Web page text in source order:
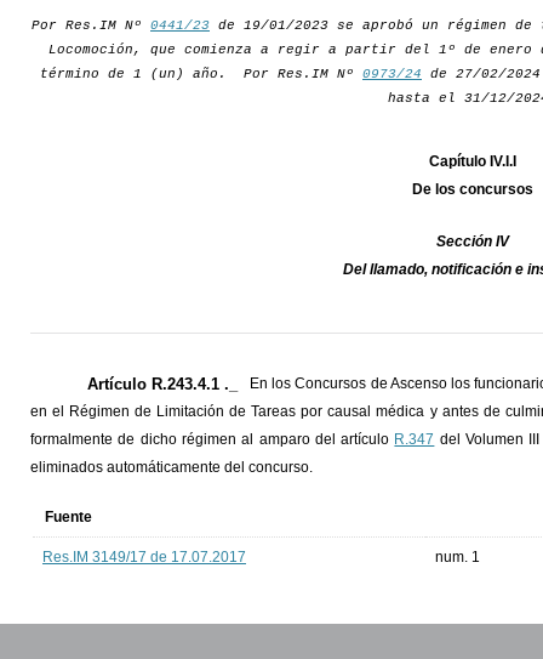
Por Res.IM Nº 0441/23 de 19/01/2023 se aprobó un régimen
Locomoción, que comienza a regir a partir del 1º de
término de 1 (un) año. Por Res.IM Nº 0973/24 de 27/02/
hasta el 31/12/
Capítulo IV.I.I
De los concursos
Sección IV
Del llamado, notificación e
Artículo R.243.4.1 ._
En los Concursos de Ascenso los
en el Régimen de Limitación de Tareas por causal médica y antes de
formalmente de dicho régimen al amparo del artículo R.347 del Volumen
eliminados automáticamente del concurso.
Fuente
Res.IM 3149/17 de 17.07.2017 num. 1